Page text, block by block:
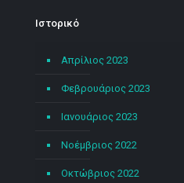
Ιστορικό
Απρίλιος 2023
Φεβρουάριος 2023
Ιανουάριος 2023
Νοέμβριος 2022
Οκτώβριος 2022